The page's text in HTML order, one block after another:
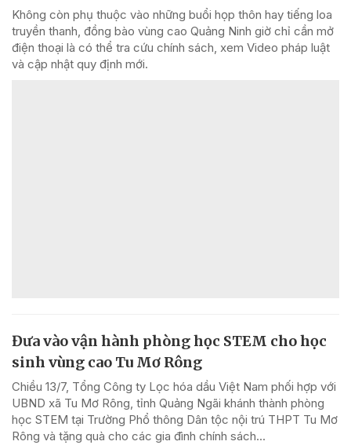
Không còn phụ thuộc vào những buổi họp thôn hay tiếng loa
truyền thanh, đồng bào vùng cao Quảng Ninh giờ chỉ cần mở
điện thoại là có thể tra cứu chính sách, xem Video pháp luật
và cập nhật quy định mới.
Đưa vào vận hành phòng học STEM cho học
sinh vùng cao Tu Mơ Rông
Chiều 13/7, Tổng Công ty Lọc hóa dầu Việt Nam phối hợp với
UBND xã Tu Mơ Rông, tỉnh Quảng Ngãi khánh thành phòng
học STEM tại Trường Phổ thông Dân tộc nội trú THPT Tu Mơ
Rông và tặng quà cho các gia đình chính sách...